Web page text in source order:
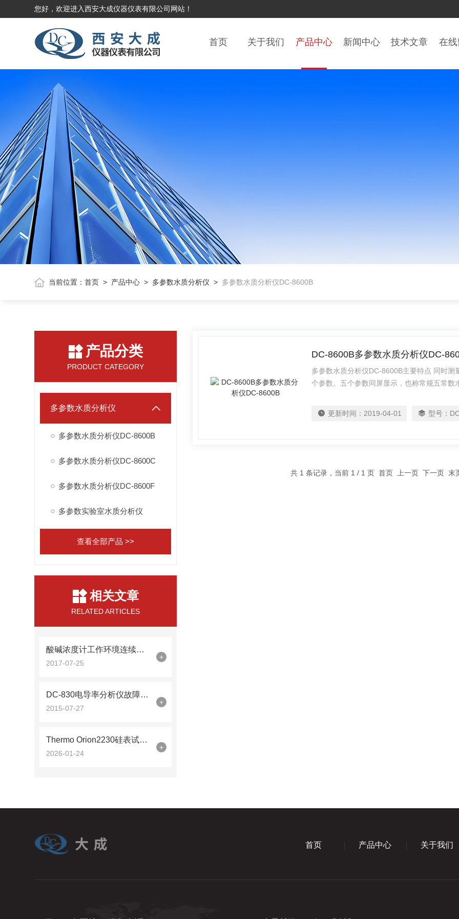
您好，欢迎进入西安大成仪器仪表有限公司网站！
首页 关于我们 产品中心 新闻中心 技术文章 在
当前位置：首页 > 产品中心 > 多参数水质分析仪 > 多参数水质分析仪DC-8600B
产品分类
PRODUCT CATEGORY
多参数水质分析仪
多参数水质分析仪DC-8600B
多参数水质分析仪DC-8600C
多参数水质分析仪DC-8600F
多参数实验室水质分析仪
查看全部产品 >>
相关文章
RELATED ARTICLES
酸碱浓度计工作环境连续检测控制
2017-07-25
+
DC-830电导率分析仪故障分析
2015-07-27
+
Thermo Orion2230硅表试剂2230RE工业水质监测的“精密钥匙”
2026-01-24
+
DC-8600B多参数水质分析仪DC-
多参数水质分析仪DC-8600B主要特点 同时测
个参数。五个参数同屏显示，也称常规五常数
更新时间： 2019-04-01 型号：
共 1 条记录，当前 1 / 1 页 首页 上一页 下一页 末
首页 产品中心 关于我们